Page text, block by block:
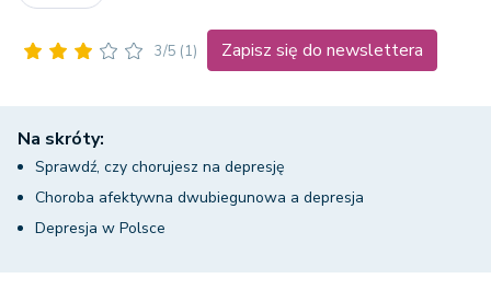
3/5 (1) Zapisz się do newslettera
Na skróty:
Sprawdź, czy chorujesz na depresję
Choroba afektywna dwubiegunowa a depresja
Depresja w Polsce